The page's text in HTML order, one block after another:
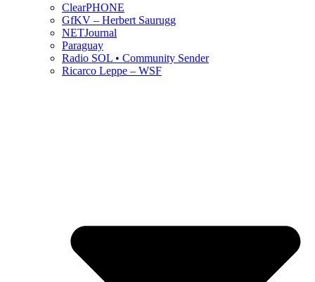
ClearPHONE
GfKV – Herbert Saurugg
NETJournal
Paraguay
Radio SOL • Community Sender
Ricarco Leppe – WSF